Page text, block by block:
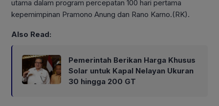
utama dalam program percepatan 100 hari pertama
kepemimpinan Pramono Anung dan Rano Karno.(RK).
Also Read:
Pemerintah Berikan Harga Khusus
Solar untuk Kapal Nelayan Ukuran
30 hingga 200 GT